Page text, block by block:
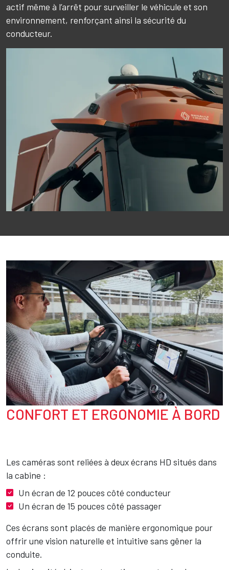
actif même à l’arrêt pour surveiller le véhicule et son
environnement, renforçant ainsi la sécurité du
conducteur.
Image
Texte
CONFORT ET ERGONOMIE À BORD
Les caméras sont reliées à deux écrans HD situés dans
la cabine :
Un écran de 12 pouces côté conducteur
Un écran de 15 pouces côté passager
Ces écrans sont placés de manière ergonomique pour
offrir une vision naturelle et intuitive sans gêner la
conduite.